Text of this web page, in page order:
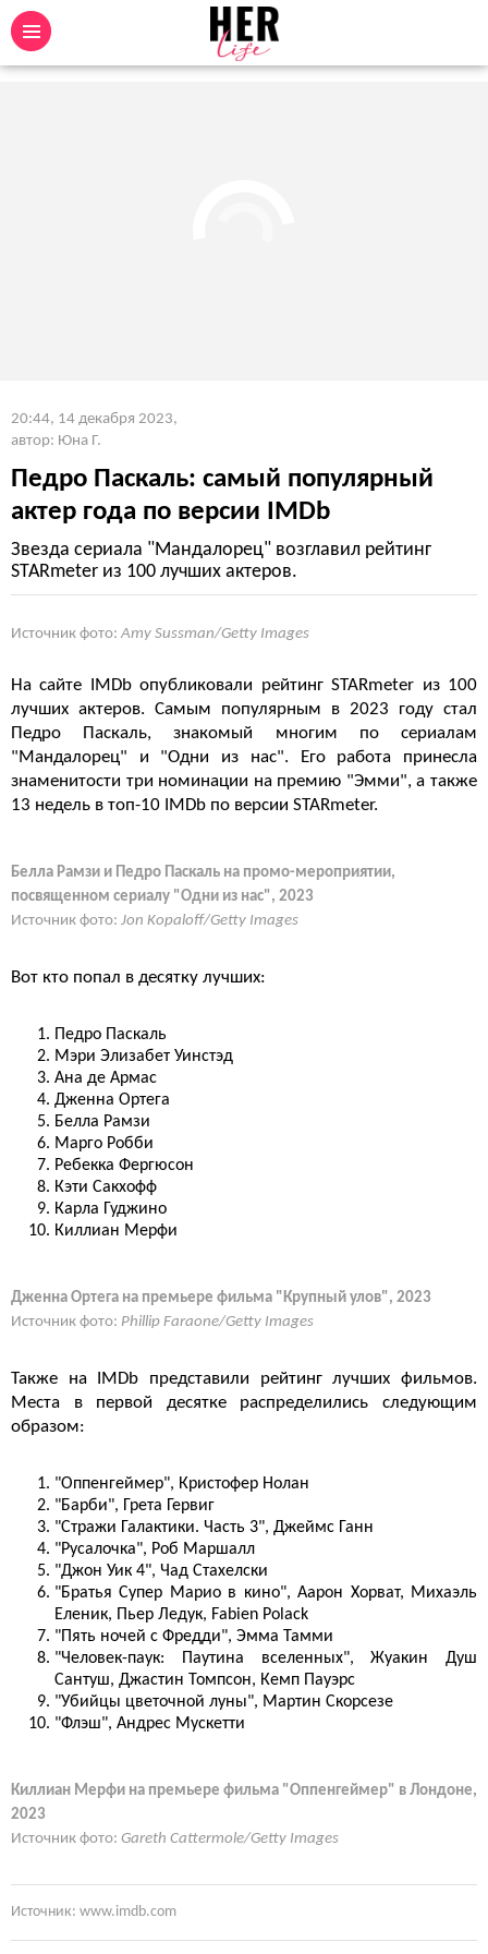
20:44, 14 декабря 2023,
автор: Юна Г.
Педро Паскаль: самый популярный
актер года по версии IMDb
Звезда сериала "Мандалорец" возглавил рейтинг
STARmeter из 100 лучших актеров.
Источник фото: Amy Sussman/Getty Images
На сайте IMDb опубликовали рейтинг STARmeter из 100
лучших актеров. Самым популярным в 2023 году стал
Педро Паскаль, знакомый многим по сериалам
"Мандалорец" и "Одни из нас". Его работа принесла
знаменитости три номинации на премию "Эмми", а также
13 недель в топ-10 IMDb по версии STARmeter.
Белла Рамзи и Педро Паскаль на промо-мероприятии,
посвященном сериалу "Одни из нас", 2023
Источник фото: Jon Kopaloff/Getty Images
Вот кто попал в десятку лучших:
Педро Паскаль
Мэри Элизабет Уинстэд
Ана де Армас
Дженна Ортега
Белла Рамзи
Марго Робби
Ребекка Фергюсон
Кэти Сакхофф
Карла Гуджино
Киллиан Мерфи
Дженна Ортега на премьере фильма "Крупный улов", 2023
Источник фото: Phillip Faraone/Getty Images
Также на IMDb представили рейтинг лучших фильмов.
Места в первой десятке распределились следующим
образом:
"Оппенгеймер", Кристофер Нолан
"Барби", Грета Гервиг
"Стражи Галактики. Часть 3", Джеймс Ганн
"Русалочка", Роб Маршалл
"Джон Уик 4", Чад Стахелски
"Братья Супер Марио в кино", Аарон Хорват, Михаэль
Еленик, Пьер Ледук, Fabien Polack
"Пять ночей с Фредди", Эмма Тамми
"Человек-паук: Паутина вселенных", Жуакин Душ
Сантуш, Джастин Томпсон, Кемп Пауэрс
"Убийцы цветочной луны", Мартин Скорсезе
"Флэш", Андрес Мускетти
Киллиан Мерфи на премьере фильма "Оппенгеймер" в Лондоне,
2023
Источник фото: Gareth Cattermole/Getty Images
Источник: www.imdb.com